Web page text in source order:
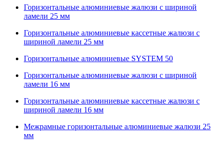
Горизонтальные алюминиевые жалюзи с шириной
ламели 25 мм
Горизонтальные алюминиевые кассетные жалюзи с
шириной ламели 25 мм
Горизонтальные алюминиевые SYSTEM 50
Горизонтальные алюминиевые жалюзи с шириной
ламели 16 мм
Горизонтальные алюминиевые кассетные жалюзи с
шириной ламели 16 мм
Межрамные горизонтальные алюминиевые жалюзи 25
мм